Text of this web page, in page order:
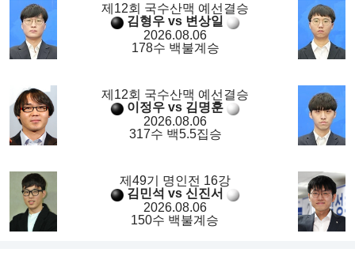
제12회 국수산맥 예선결승
김형우 vs 변상일
2026.08.06
178수 백불계승
제12회 국수산맥 예선결승
이정우 vs 김명훈
2026.08.06
317수 백5.5집승
제49기 명인전 16강
김민석 vs 신진서
2026.08.06
150수 백불계승